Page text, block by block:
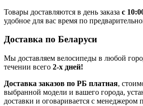
Товары доставляются в день заказа с
удобное для вас время по
Доставка по Беларуси
Мы доставляем велосипеды в любой
течении всего 2-х дней!
Доставка заказов по РБ платная,
выбранной модели и вашего города,
доставки и оговаривается с менеджером